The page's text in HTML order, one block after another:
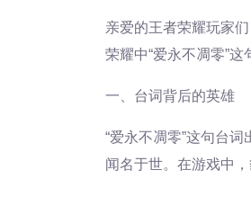
亲爱的王者荣耀玩家
荣耀中“爱永不凋零”
一、台词背后的英雄
“爱永不凋零”这句台
闻名于世。在游戏中